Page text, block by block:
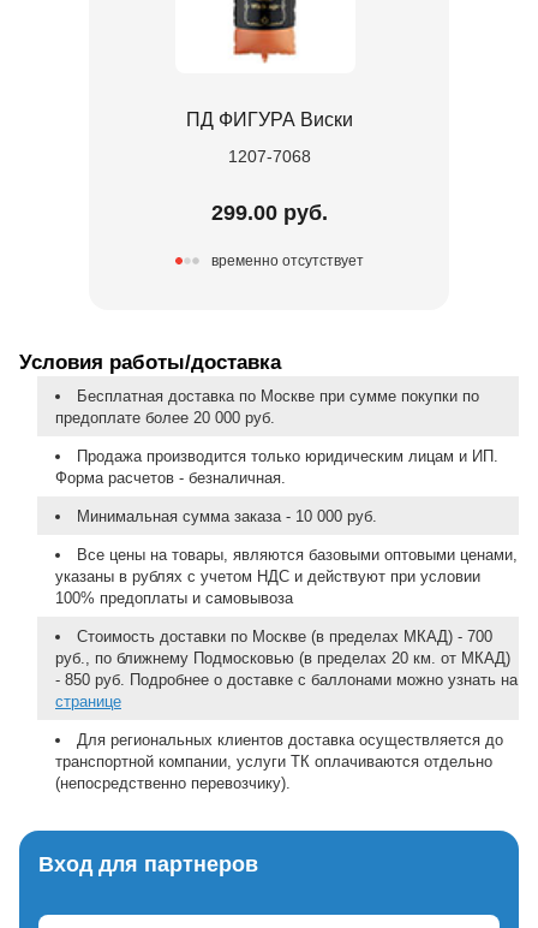
ПД ФИГУРА Виски
1207-7068
299.00 руб.
временно отсутствует
Условия работы/доставка
Бесплатная доставка по Москве при сумме покупки по
предоплате более 20 000 руб.
Продажа производится только юридическим лицам и ИП.
Форма расчетов - безналичная.
Минимальная сумма заказа - 10 000 руб.
Все цены на товары, являются базовыми оптовыми ценами,
указаны в рублях с учетом НДС и действуют при условии
100% предоплаты и самовывоза
Стоимость доставки по Москве (в пределах МКАД) - 700
руб., по ближнему Подмосковью (в пределах 20 км. от МКАД)
- 850 руб. Подробнее о доставке с баллонами можно узнать на
странице
Для региональных клиентов доставка осуществляется до
транспортной компании, услуги ТК оплачиваются отдельно
(непосредственно перевозчику).
Вход для партнеров